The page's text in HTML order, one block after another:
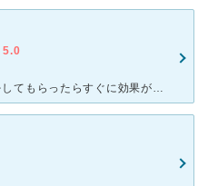
5.0
産後、腰痛がひどかった時に鍼をしてもらったらすぐに効果がありました。鍼の前にレントゲン撮影など検査、診察もするので、安心でした。それぞれ専門の先生が診て下さいます。 私の場合は、産後と経年劣化のため